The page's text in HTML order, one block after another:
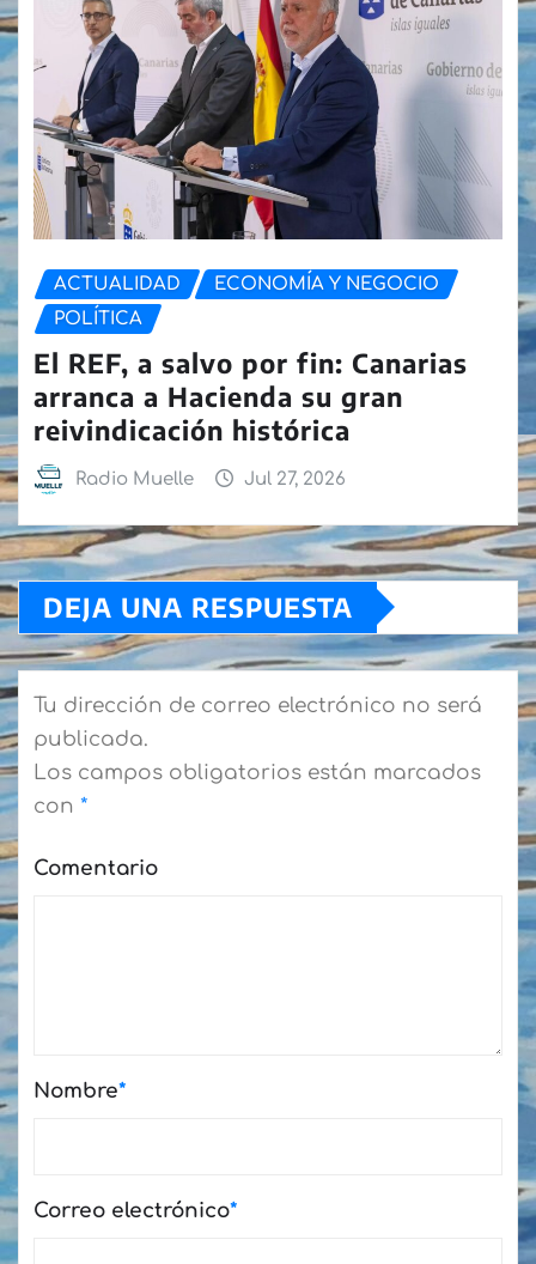
ACTUALIDAD
ECONOMÍA Y NEGOCIO
POLÍTICA
El REF, a salvo por fin: Canarias
arranca a Hacienda su gran
reivindicación histórica
Radio Muelle Jul 27, 2026
DEJA UNA RESPUESTA
Tu dirección de correo electrónico no será
publicada.
Los campos obligatorios están marcados
con *
Comentario
Nombre*
Correo electrónico*